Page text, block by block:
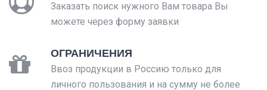
Заказать поиск нужного Вам товара Вы
можете через форму заявки
ОГРАНИЧЕНИЯ
Ввоз продукции в Россию только для
личного пользования и на сумму не более